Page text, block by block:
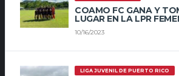
COAMO FC GANA Y
LUGAR EN LA LPR
10/16/2023
LIGA JUVENIL DE PUERTO RICO